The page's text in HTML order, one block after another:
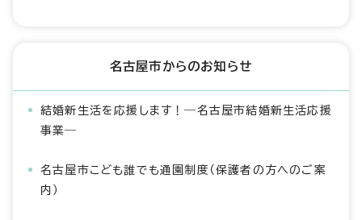
名古屋市からのお知らせ
結婚新生活を応援します！―名古屋市結婚新生活応援
事業―
名古屋市こども誰でも通園制度（保護者の方へのご案
内）